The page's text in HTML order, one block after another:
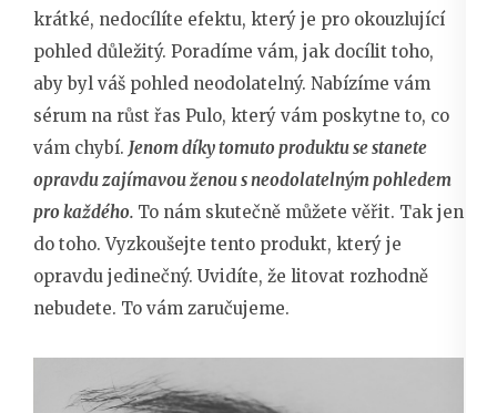
krátké, nedocílíte efektu, který je pro okouzlující
pohled důležitý. Poradíme vám, jak docílit toho,
aby byl váš pohled neodolatelný. Nabízíme vám
sérum na růst řas Pulo, který vám poskytne to, co
vám chybí. Jenom díky tomuto produktu se stanete
opravdu zajímavou ženou s neodolatelným pohledem
pro každého. To nám skutečně můžete věřit. Tak jen
do toho. Vyzkoušejte tento produkt, který je
opravdu jedinečný. Uvidíte, že litovat rozhodně
nebudete. To vám zaručujeme.